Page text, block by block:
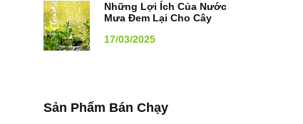
Những Lợi Ích Của Nước
Mưa Đem Lại Cho Cây
17/03/2025
Sản Phẩm Bán Chạy